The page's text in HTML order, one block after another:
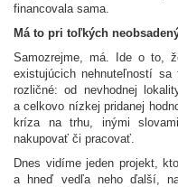
financovala sama.
Má to pri toľkých
Samozrejme, má. Ide o to,
existujúcich nehnuteľností
rozličné: od nevhodnej
a celkovo nízkej pridanej
kríza na trhu, inými
nakupovať či pracovať.
Dnes vidíme jeden projekt,
a hneď vedľa neho ďalší,